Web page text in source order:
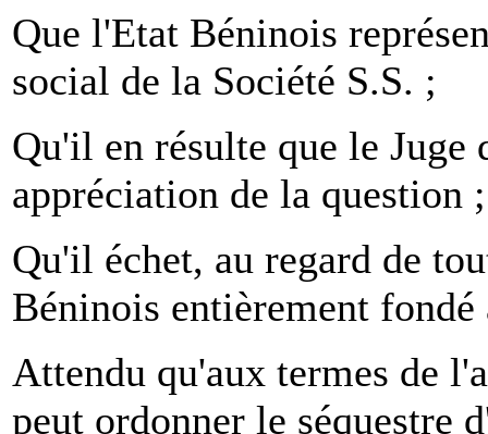
Que l'Etat Béninois
social de la Société S.S. ;
Qu'il en résulte que le Juge
appréciation de la question ;
Qu'il échet, au regard de
Béninois entièrement
Attendu qu'aux termes de
peut ordonner le séquestre